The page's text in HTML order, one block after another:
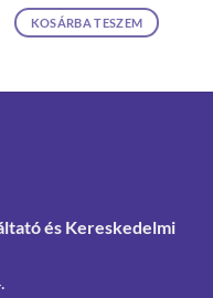
KOSÁRBA TESZEM
és Kereskedelmi